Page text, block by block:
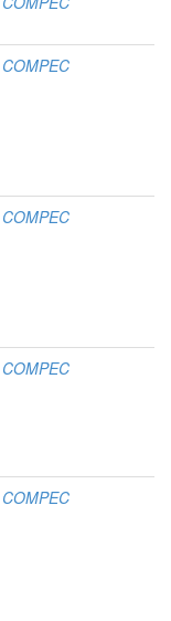
COMPEC
COMPEC
COMPEC
COMPEC